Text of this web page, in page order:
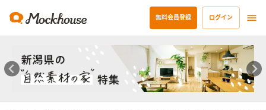
無料会員登録 ログイン